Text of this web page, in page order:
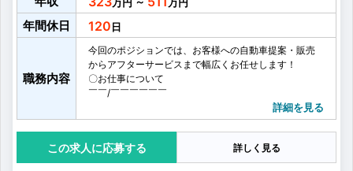
年間休日 120
職務内容
今回のポジションでは、お客様への自動車提案・販売
からアフターサービスまで幅広くお任せします！
〇お仕事について
￣￣/￣￣￣￣￣￣
…ご予算や、好み、購入背景、使用シーンなど
お客様の要望やニーズを丁寧にヒアリング。
【販売】
…ヒアリングした情報をもとに、新車・中古車問わず一
詳細を見る
応募する 詳しく見る